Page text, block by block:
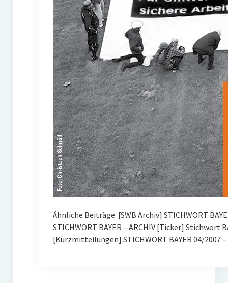
Ähnliche Beiträge: [SWB Archiv] STICHWORT
STICHWORT BAYER – ARCHIV [Ticker] Stichwort
[Kurzmitteilungen] STICHWORT BAYER 04/2007